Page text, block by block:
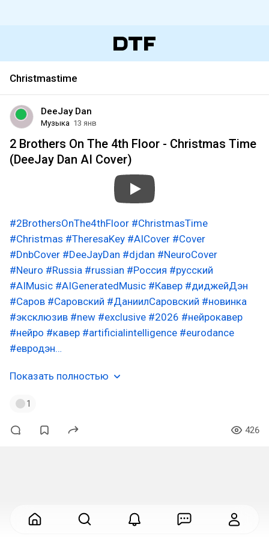
Christmastime
DeeJay Dan
Музыка 13 янв
2 Brothers On The 4th Floor - Christmas Time
(DeeJay Dan AI Cover)
#2BrothersOnThe4thFloor #ChristmasTime
#Christmas #TheresaKey #AICover #Cover
#DnbCover #DeeJayDan #djdan #NeuroCover
#Neuro #Russia #russian #Россия #русский
#AIMusic #AIGeneratedMusic #Кавер #диджейДэн
#Саров #Саровский #ДаниилСаровский #новинка
#эксклюзив #new #exclusive #2026 #нейрокавер
#нейро #кавер #artificialintelligence #eurodance
#евродэн…
Показать полностью
1
426